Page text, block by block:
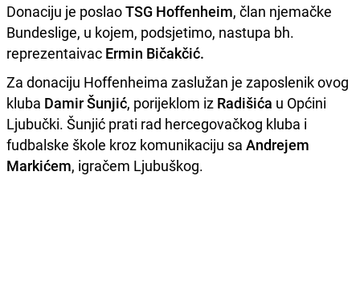
Donaciju je poslaoTSG Hoffenheim, član njemačke
Bundeslige, u kojem, podsjetimo, nastupa bh.
reprezentaivac Ermin Bičakčić.
Za donaciju Hoffenheima zaslužan je zaposlenik ovog
kluba Damir Šunjić, porijeklom iz Radišića u Općini
Ljubučki. Šunjić prati rad hercegovačkog kluba i
fudbalske škole kroz komunikaciju sa Andrejem
Markićem, igračem Ljubuškog.